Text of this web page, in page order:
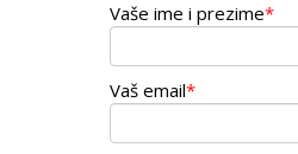
Vaše ime i prezime*
Vaš email*